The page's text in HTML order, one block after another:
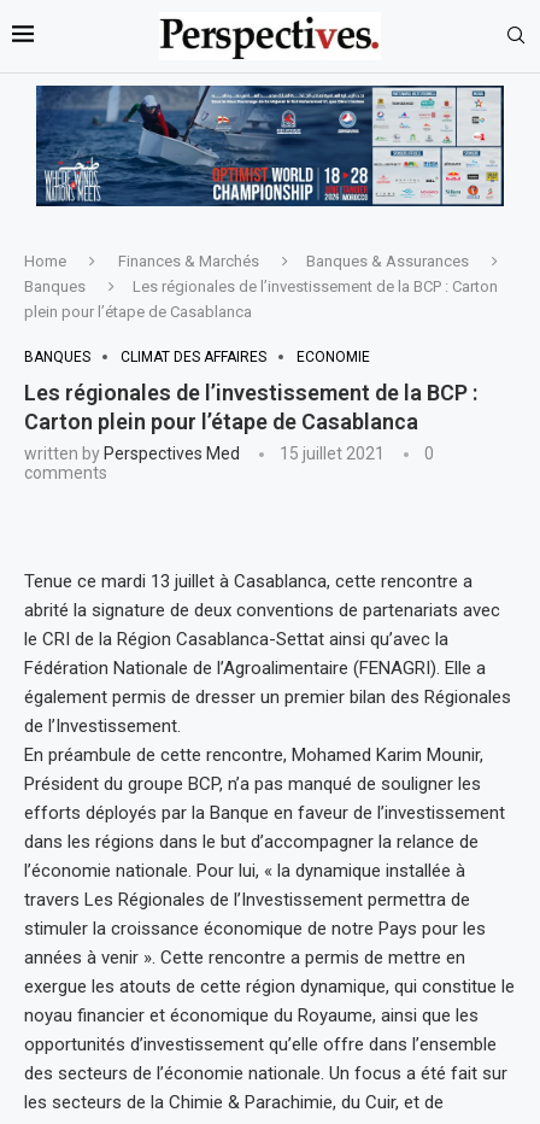
Home Finances & Marchés
Banques & Assurances
Banques
Les régionales de l’investissement de la BCP : Carton
plein pour l’étape de Casablanca
BANQUES CLIMAT DES AFFAIRES ECONOMIE
Les régionales de l’investissement de la BCP :
Carton plein pour l’étape de Casablanca
written by Perspectives Med 15 juillet 2021
0
comments
Tenue ce mardi 13 juillet à Casablanca, cette rencontre a
abrité la signature de deux conventions de partenariats avec
le CRI de la Région Casablanca-Settat ainsi qu’avec la
Fédération Nationale de l’Agroalimentaire (FENAGRI). Elle a
également permis de dresser un premier bilan des Régionales
de l’Investissement.
En préambule de cette rencontre, Mohamed Karim Mounir,
Président du groupe BCP, n’a pas manqué de souligner les
efforts déployés par la Banque en faveur de l’investissement
dans les régions dans le but d’accompagner la relance de
l’économie nationale. Pour lui, « la dynamique installée à
travers Les Régionales de l’Investissement permettra de
stimuler la croissance économique de notre Pays pour les
années à venir ». Cette rencontre a permis de mettre en
exergue les atouts de cette région dynamique, qui constitue le
noyau financier et économique du Royaume, ainsi que les
opportunités d’investissement qu’elle offre dans l’ensemble
des secteurs de l’économie nationale. Un focus a été fait sur
les secteurs de la Chimie & Parachimie, du Cuir, et de